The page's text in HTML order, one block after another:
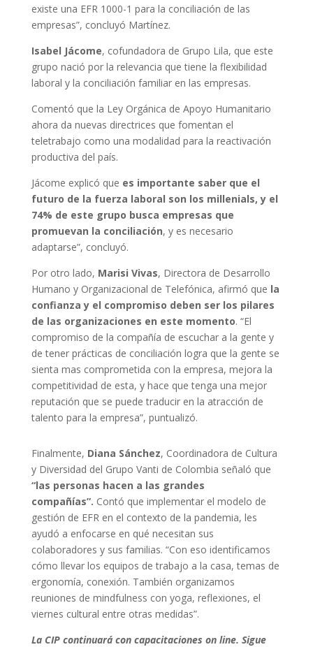
existe una EFR 1000-1 para la conciliación de las
empresas”, concluyó Martínez.
Isabel Jácome, cofundadora de Grupo Lila, que este
grupo nació por la relevancia que tiene la flexibilidad
laboral y la conciliación familiar en las empresas.
Comentó que la Ley Orgánica de Apoyo Humanitario
ahora da nuevas directrices que fomentan el
teletrabajo como una modalidad para la reactivación
productiva del país.
Jácome explicó que es importante saber que el
futuro de la fuerza laboral son los millenials, y el
74% de este grupo busca empresas que
promuevan la conciliación, y es necesario
adaptarse”, concluyó.
Por otro lado, Marisi Vivas, Directora de Desarrollo
Humano y Organizacional de Telefónica, afirmó que la
confianza y el compromiso deben ser los pilares
de las organizaciones en este momento. “El
compromiso de la compañía de escuchar a la gente y
de tener prácticas de conciliación logra que la gente se
sienta mas comprometida con la empresa, mejora la
competitividad de esta, y hace que tenga una mejor
reputación que se puede traducir en la atracción de
talento para la empresa”, puntualizó.
Finalmente, Diana Sánchez, Coordinadora de Cultura
y Diversidad del Grupo Vanti de Colombia señaló que
“las personas hacen a las grandes
compañías”. Contó que implementar el modelo de
gestión de EFR en el contexto de la pandemia, les
ayudó a enfocarse en qué necesitan sus
colaboradores y sus familias. “Con eso identificamos
cómo llevar los equipos de trabajo a la casa, temas de
ergonomía, conexión. También organizamos
reuniones de mindfulness con yoga, reflexiones, el
viernes cultural entre otras medidas”.
La CIP continuará con capacitaciones on line. Sigue